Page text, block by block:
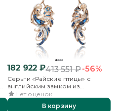
182 922 ₽413 551₽-56%
Серьги «Райские птицы» с
английским замком из
красного золота с сапфирами,
бриллиантами и эмалью
Нет оценок
В корзину